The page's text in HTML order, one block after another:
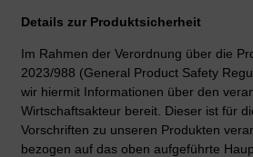
Details zur Produktsicherheit
Im Rahmen der Verordnung über die
2023/988 (General Product Safety
wir hiermit Informationen über den
Wirtschaftsakteur bereit. Dieser ist für
Vorschriften zu unseren Produkten
bezogen auf das oben aufgeführte